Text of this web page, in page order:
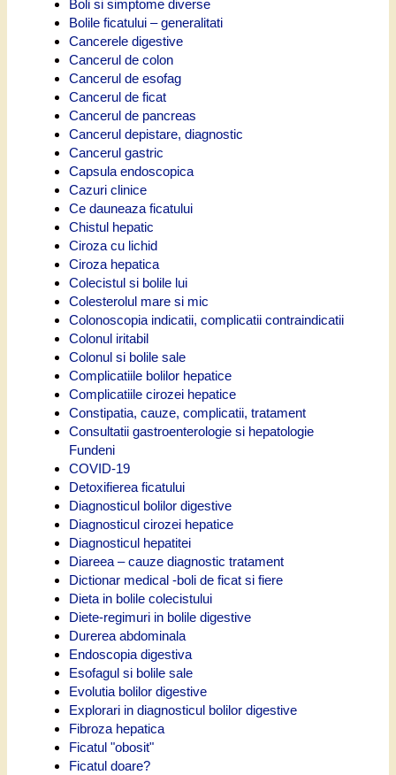
Boli si simptome diverse
Bolile ficatului – generalitati
Cancerele digestive
Cancerul de colon
Cancerul de esofag
Cancerul de ficat
Cancerul de pancreas
Cancerul depistare, diagnostic
Cancerul gastric
Capsula endoscopica
Cazuri clinice
Ce dauneaza ficatului
Chistul hepatic
Ciroza cu lichid
Ciroza hepatica
Colecistul si bolile lui
Colesterolul mare si mic
Colonoscopia indicatii, complicatii contraindicatii
Colonul iritabil
Colonul si bolile sale
Complicatiile bolilor hepatice
Complicatiile cirozei hepatice
Constipatia, cauze, complicatii, tratament
Consultatii gastroenterologie si hepatologie
Fundeni
COVID-19
Detoxifierea ficatului
Diagnosticul bolilor digestive
Diagnosticul cirozei hepatice
Diagnosticul hepatitei
Diareea – cauze diagnostic tratament
Dictionar medical -boli de ficat si fiere
Dieta in bolile colecistului
Diete-regimuri in bolile digestive
Durerea abdominala
Endoscopia digestiva
Esofagul si bolile sale
Evolutia bolilor digestive
Explorari in diagnosticul bolilor digestive
Fibroza hepatica
Ficatul "obosit"
Ficatul doare?